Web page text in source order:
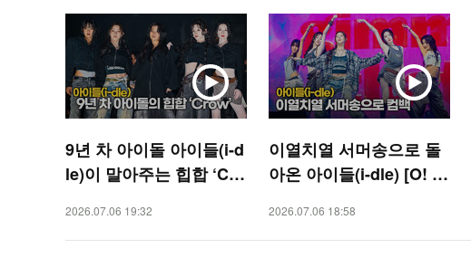
9년 차 아이돌 아이들(i-d
le)이 말아주는 힙합 ‘Cro
2026.07.06 19:32
이열치열 서머송으로 돌
아온 아이들(i-dle) [O! S
2026.07.06 18:58